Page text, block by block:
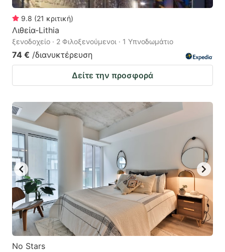
9.8 (21 κριτική)
Λιθεία-Lithia
ξενοδοχείο · 2 Φιλοξενούμενοι · 1 Υπνοδωμάτιο
74 € /διανυκτέρευση
Δείτε την προσφορά
No Stars